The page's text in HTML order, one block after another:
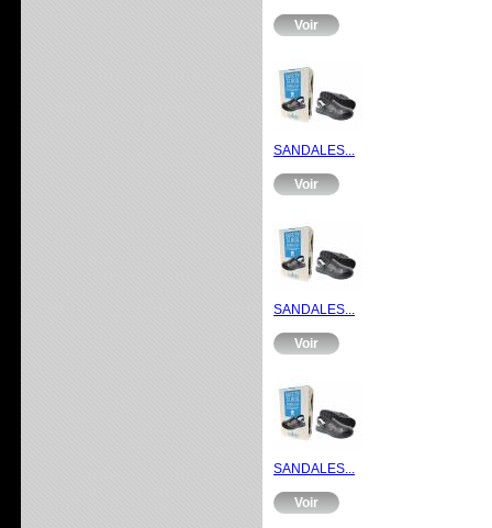
Voir
SANDALES...
Voir
SANDALES...
Voir
SANDALES...
Voir